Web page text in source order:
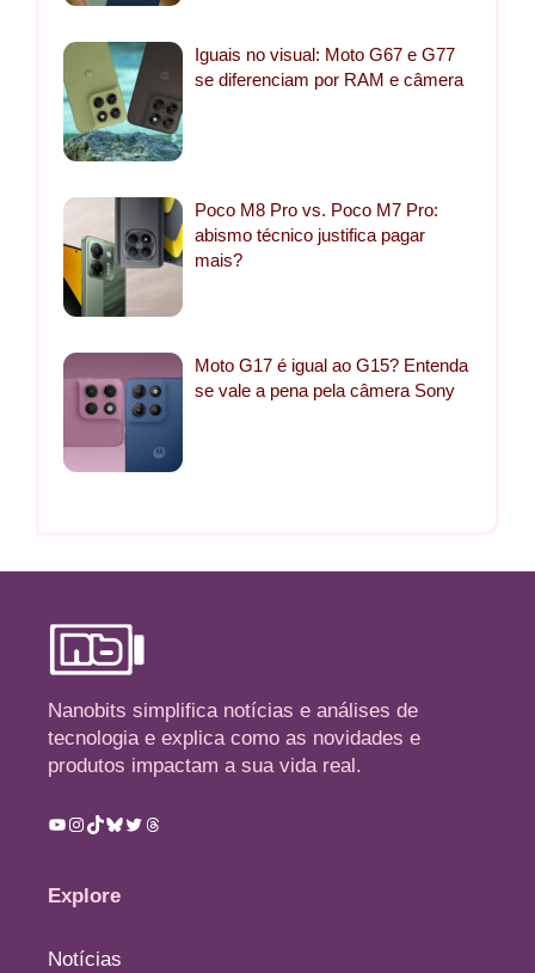
Iguais no visual: Moto G67 e G77
se diferenciam por RAM e câmera
Poco M8 Pro vs. Poco M7 Pro:
abismo técnico justifica pagar
mais?
Moto G17 é igual ao G15? Entenda
se vale a pena pela câmera Sony
Nanobits simplifica notícias e análises de
tecnologia e explica como as novidades e
produtos impactam a sua vida real.
Youtube
Instagram
TikTok
Bluesky
TwitterThreads
Explore
Notícias